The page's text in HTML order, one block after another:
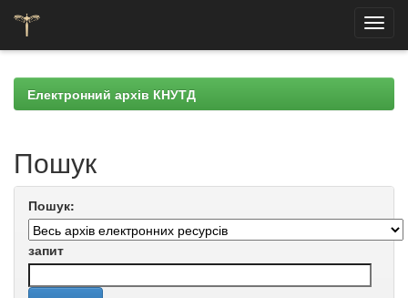
navigationЕлектронний архів КНУТД
Пошук
Пошук:
запит